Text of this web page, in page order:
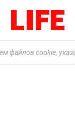
файлов cookie,